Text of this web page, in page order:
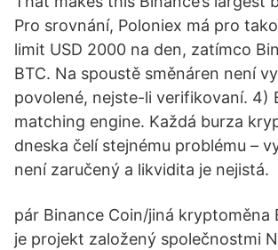
Pro srovnání, Poloniex má pro
limit USD 2000 na den, zatímco
BTC. Na spoustě směnáren není
povolené, nejste-li verifikovaní. 4)
matching engine. Každá burza
dneska čelí stejnému problému –
není zaručený a likvidita je nejistá.
pár Binance Coin/jiná kryptoměna
je projekt založený společnostmi